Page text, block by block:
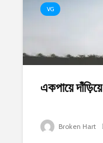
VG
একপায়ে দাঁড়িয়ে
Broken Hart